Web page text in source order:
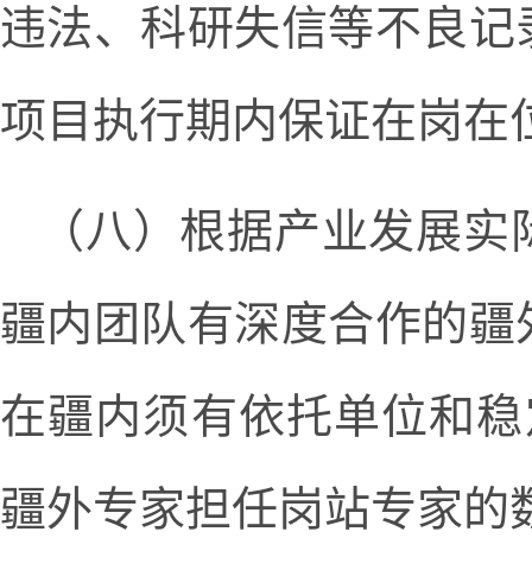
违法、科研失信等不良
项目执行期内保证在岗在
（八）根据产业发展
疆内团队有深度合作的
在疆内须有依托单位和
疆外专家担任岗站专家的